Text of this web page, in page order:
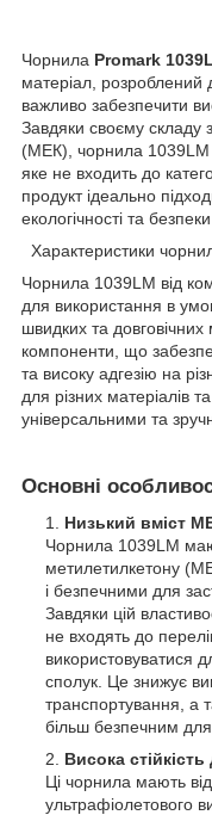
Чорнила Promark
матеріал,
важливо забезпечити
Завдяки своєму складу
(МЕК), чорнила 1039LM
яке не входить до
продукт ідеально
екологічності та
Характеристики
Чорнила 1039LM від
для використання в
швидких та
компоненти, що
та високу адгезію на
для різних матеріалів
універсальними та
Основні
Низький вміст
Чорнила 1039LM
метилетилкетону
і безпечними для
Завдяки цій
не входять до
використовуватися
сполук. Це знижує
транспортування, а
більш безпечним для
Висока
Ці чорнила мають
ультрафіолетового